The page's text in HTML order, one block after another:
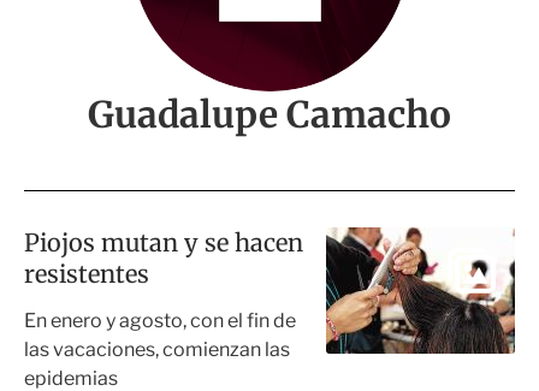
Guadalupe Camacho
Piojos mutan y se hacen
resistentes
En enero y agosto, con el fin de
las vacaciones, comienzan las
epidemias